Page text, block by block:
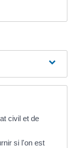
civil et de
si l'on est